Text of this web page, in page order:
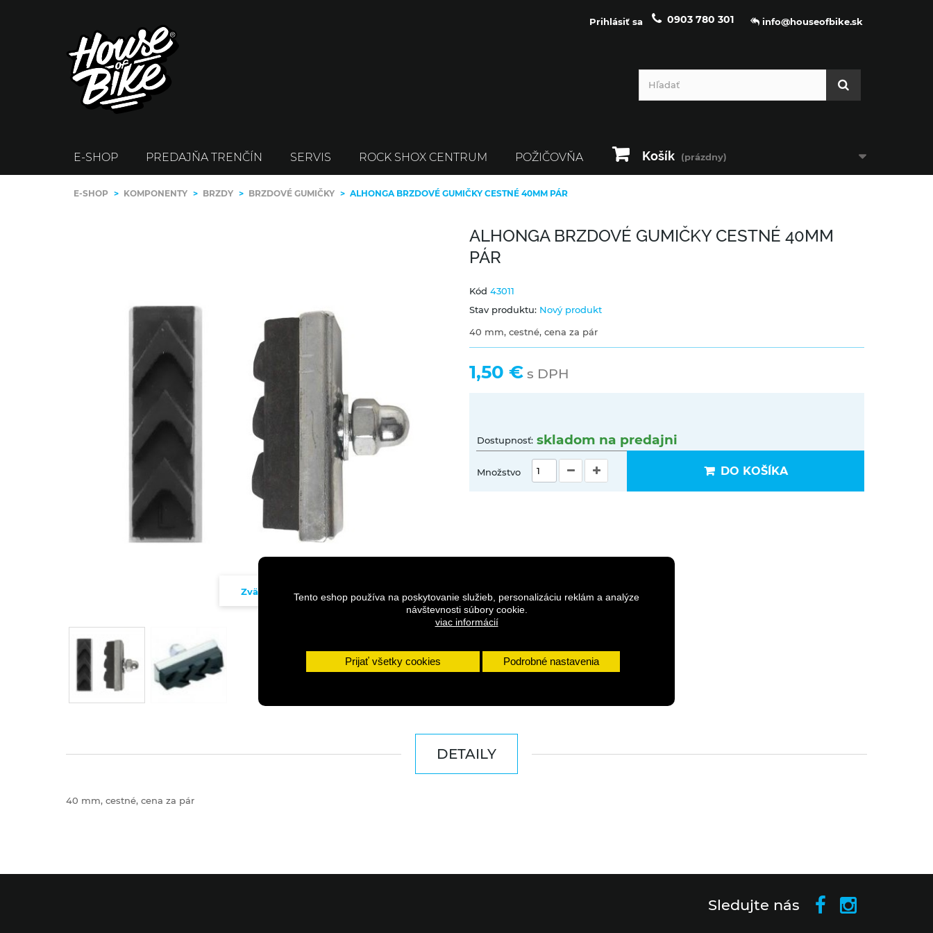
Tento eshop používa na poskytovanie služieb, personalizáciu reklám a analýze
návštevnosti súbory cookie.
viac informácií
Prijať všetky cookies Podrobné nastavenia
info@houseofbike.sk
0903 780 301
Prihlásiť sa
Košík (prázdny)
E-SHOP PREDAJŇA TRENČÍN SERVIS ROCK SHOX CENTRUM POŽIČOVŇA
E-SHOP > KOMPONENTY > BRZDY > BRZDOVÉ GUMIČKY > ALHONGA BRZDOVÉ GUMIČKY CESTNÉ 40MM PÁR
Zväčšiť
ALHONGA BRZDOVÉ GUMIČKY CESTNÉ 40MM
PÁR
Kód 43011
Stav produktu: Nový produkt
40 mm, cestné, cena za pár
1,50 € s DPH
Dostupnosť: skladom na predajni
Množstvo DO KOŠÍKA
DETAILY
40 mm, cestné, cena za pár
Sledujte nás